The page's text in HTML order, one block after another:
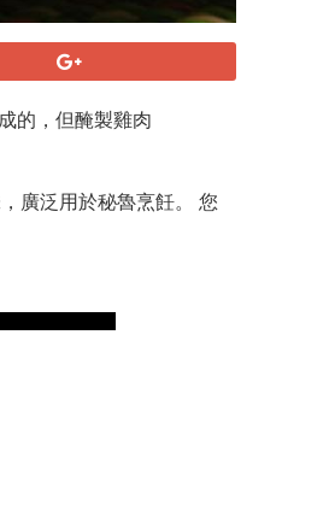
的，但醃製雞肉
廣泛用於秘魯烹飪。 您